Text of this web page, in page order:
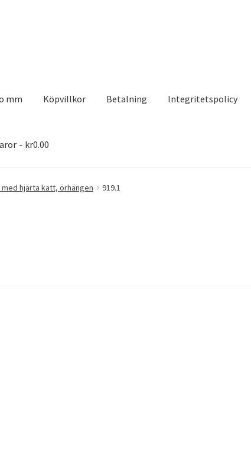
mm Köpvillkor Betalning Integritetspolicy
kr0.00
Kontakt Köpvillkor Logotypes
med hjärta katt, örhängen 919.1